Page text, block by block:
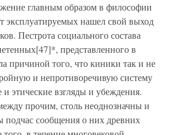
главным образом в философии
эксплуатируемых нашел свой выход
Пестрота социального состава
представленного в
причиной того, что киники так и не
и непротиворечивую систему
этические взгляды и убеждения.
прочим, столь неоднозначны и
подчас сообщения о них древних